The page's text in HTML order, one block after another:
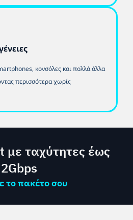
κονσόλες και πολλά άλλα
περισσότερα χωρίς
με ταχύτητες έως
2Gbps
το πακέτο σου